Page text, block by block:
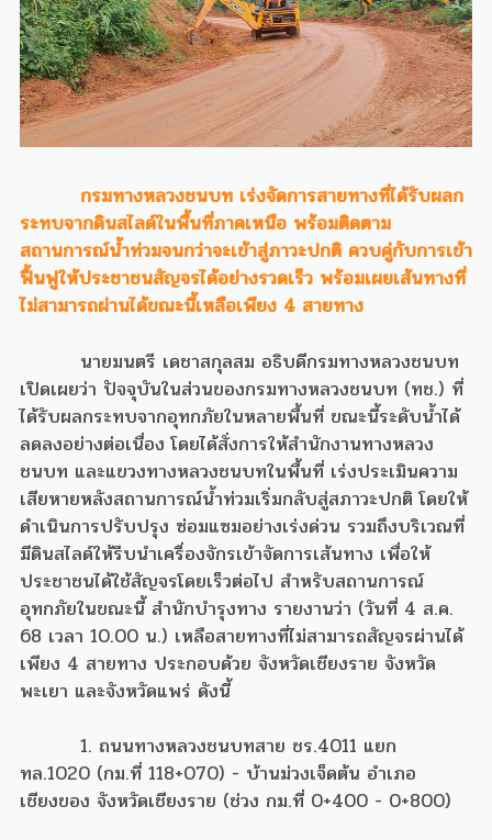
กรมทางหลวงชนบท เร่งจัดการสายทางที่ได้รับผลก
ระทบจากดินสไลด์ในพื้นที่ภาคเหนือ พร้อมติดตาม
สถานการณ์น้ำท่วมจนกว่าจะเข้าสู่ภาวะปกติ ควบคู่กับการเข้า
ฟื้นฟูให้ประชาชนสัญจรได้อย่างรวดเร็ว พร้อมเผยเส้นทางที่
ไม่สามารถผ่านได้ขณะนี้เหลือเพียง 4 สายทาง
นายมนตรี เดชาสกุลสม อธิบดีกรมทางหลวงชนบท
เปิดเผยว่า ปัจจุบันในส่วนของกรมทางหลวงชนบท (ทช.) ที่
ได้รับผลกระทบจากอุทกภัยในหลายพื้นที่ ขณะนี้ระดับน้ำได้
ลดลงอย่างต่อเนื่อง โดยได้สั่งการให้สำนักงานทางหลวง
ชนบท และแขวงทางหลวงชนบทในพื้นที่ เร่งประเมินความ
เสียหายหลังสถานการณ์น้ำท่วมเริ่มกลับสู่สภาวะปกติ โดยให้
ดำเนินการปรับปรุง ซ่อมแซมอย่างเร่งด่วน รวมถึงบริเวณที่
มีดินสไลด์ให้รีบนำเครื่องจักรเข้าจัดการเส้นทาง เพื่อให้
ประชาชนได้ใช้สัญจรโดยเร็วต่อไป สำหรับสถานการณ์
อุทกภัยในขณะนี้ สำนักบำรุงทาง รายงานว่า (วันที่ 4 ส.ค.
68 เวลา 10.00 น.) เหลือสายทางที่ไม่สามารถสัญจรผ่านได้
เพียง 4 สายทาง ประกอบด้วย จังหวัดเชียงราย จังหวัด
พะเยา และจังหวัดแพร่ ดังนี้
1. ถนนทางหลวงชนบทสาย ชร.4011 แยก
ทล.1020 (กม.ที่ 118+070) - บ้านม่วงเจ็ดต้น อำเภอ
เชียงของ จังหวัดเชียงราย (ช่วง กม.ที่ 0+400 - 0+800)